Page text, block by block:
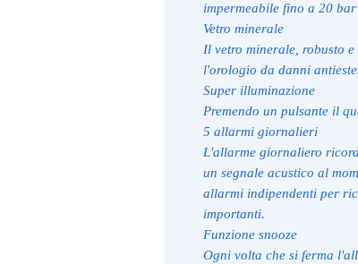
impermeabile fino a 20
Vetro minerale
Il vetro minerale, robusto
l'orologio da danni
Super illuminazione
Premendo un pulsante il
5 allarmi giornalieri
L'allarme giornaliero
un segnale acustico al
allarmi indipendenti per
importanti.
Funzione snooze
Ogni volta che si ferma